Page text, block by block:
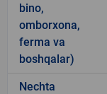
bino,
omborxona,
ferma va
boshqalar)
Nechta